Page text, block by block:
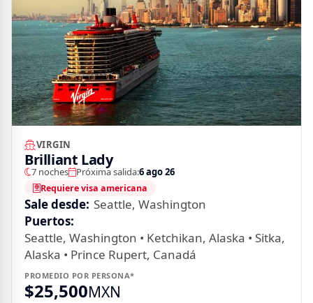
VIRGIN
Brilliant Lady
7 noches Próxima salida:6 ago 26
Requiere visa americana
Sale desde: Seattle, Washington
Puertos:
Seattle, Washington • Ketchikan, Alaska • Sitka,
Alaska • Prince Rupert, Canadá
PROMEDIO POR PERSONA*
$25,500MXN